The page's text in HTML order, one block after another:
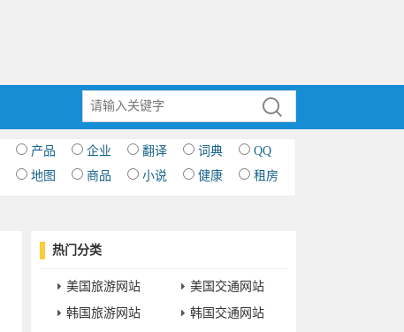
产品 企业 翻译 词典
QQ
地图 商品 小说 健康 租房
热门分类
美国旅游网站
美国交通网站
韩国旅游网站
韩国交通网站